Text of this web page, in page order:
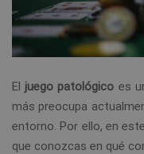
El juego patológico es
más preocupa
entorno. Por ello, en
que conozcas en qué